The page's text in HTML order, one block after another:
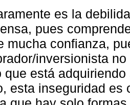
es la
pues
mucha confianza,
inversionista
que está
esta inseguridad